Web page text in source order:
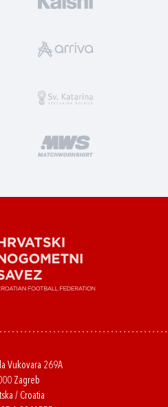
Vukovara 269A
Zagreb
/ Croatia